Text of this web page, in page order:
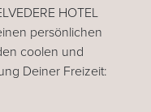
HOTEL
persönlichen
coolen und
Deiner Freizeit: